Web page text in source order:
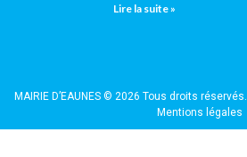
Lire la suite »
MAIRIE D’EAUNES © 2026 Tous droits réservés.
Mentions légales